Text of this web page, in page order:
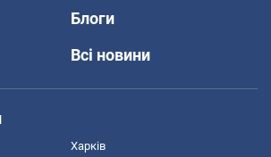
Блоги
Всі новини
Харків